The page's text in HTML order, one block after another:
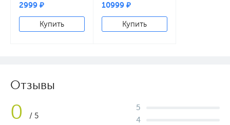
2999 ₽
Купить
120*60 TX-1650
beige
10999 ₽
Купить
Отзывы
0 / 5
5
4